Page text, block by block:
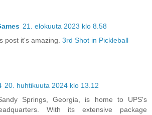
21. elokuuta 2023 klo 8.58
post it's amazing. 3rd Shot in Pickleball
20. huhtikuuta 2024 klo 13.12
Springs, Georgia, is home to UPS's
With its extensive package